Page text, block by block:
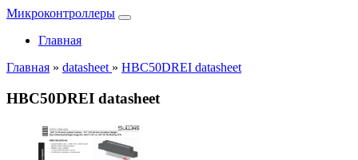
Микроконтроллеры
Главная
Главная » datasheet » HBC50DREI datasheet
HBC50DREI datasheet